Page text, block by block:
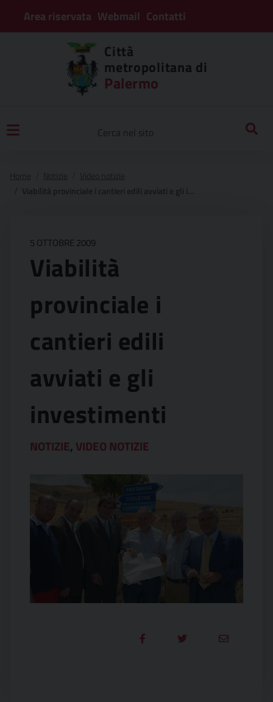
Area riservata Webmail Contatti
Città
metropolitana di
Palermo
5 OTTOBRE 2009
Viabilità
provinciale i
cantieri edili
avviati e gli
investimenti
NOTIZIE, VIDEO NOTIZIE